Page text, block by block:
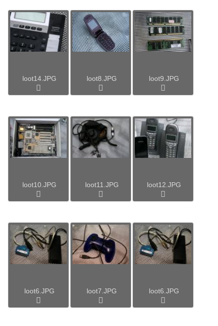
loot14.JPG loot8.JPG loot9.JPG
loot10.JPG loot11.JPG loot12.JPG
loot6.JPG loot7.JPG loot6.JPG